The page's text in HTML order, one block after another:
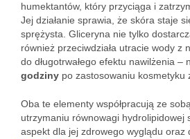
humektantów, który przyciąga i
Jej działanie sprawia, że skóra staje
sprężysta. Gliceryna nie tylko
również przeciwdziała utracie wody z
do długotrwałego efektu nawilżenia –
godziny po zastosowaniu kosmetyku
Oba te elementy współpracują ze
utrzymaniu równowagi hydrolipidowej
aspekt dla jej zdrowego wyglądu oraz